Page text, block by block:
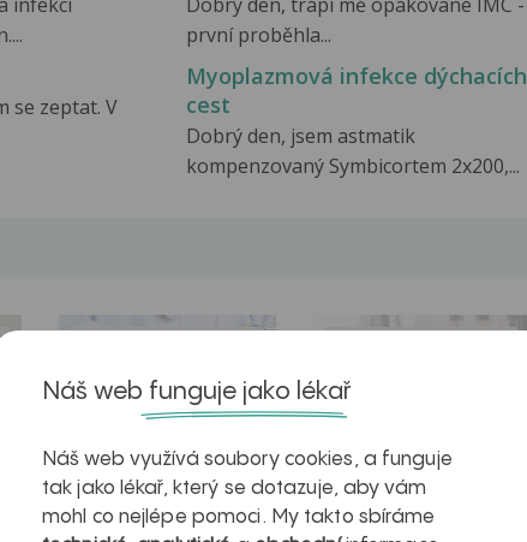
infekci
Dobrý den, trápí mě opakované IMC -
první proběhla...
se zeptat. V
Myoplazmová infekce dýchacích
cest
Dobrý den, jsem astmatik
kompenzovaný Symbicortem 2x200,...
Ztukovatění
Inovativní
Náš web funguje jako lékař
Náš web využívá soubory cookies, a funguje
tak jako lékař, který se dotazuje, aby vám
mohl co nejlépe pomoci. My takto sbíráme